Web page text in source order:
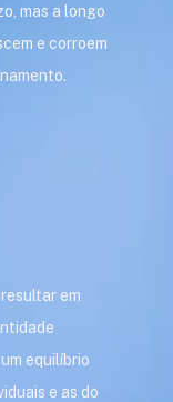
mas a longo
e corroem
em
equilíbrio
e as do